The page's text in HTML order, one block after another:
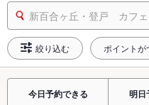
新百合ヶ丘・登戸 カフェ
絞り込む ポイントが
今日予約できる 明日